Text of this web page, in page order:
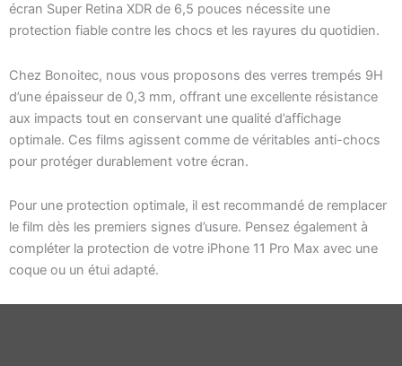
écran Super Retina XDR de 6,5 pouces nécessite une
protection fiable contre les chocs et les rayures du quotidien.
Chez Bonoitec, nous vous proposons des verres trempés 9H
d’une épaisseur de 0,3 mm, offrant une excellente résistance
aux impacts tout en conservant une qualité d’affichage
optimale. Ces films agissent comme de véritables anti-chocs
pour protéger durablement votre écran.
Pour une protection optimale, il est recommandé de remplacer
le film dès les premiers signes d’usure. Pensez également à
compléter la protection de votre iPhone 11 Pro Max avec une
coque ou un étui adapté.